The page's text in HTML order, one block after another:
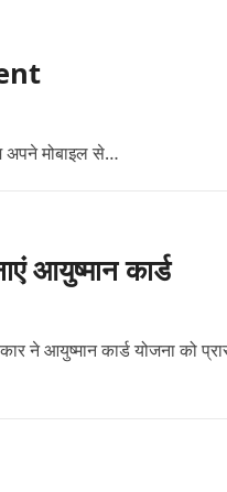
अपने मोबाइल से…
आयुष्मान कार्ड
ने आयुष्मान कार्ड योजना को